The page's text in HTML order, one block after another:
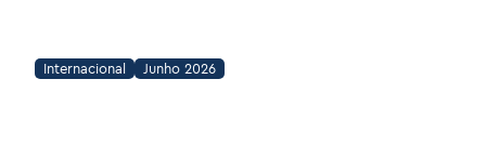
Internacional Junho 2026